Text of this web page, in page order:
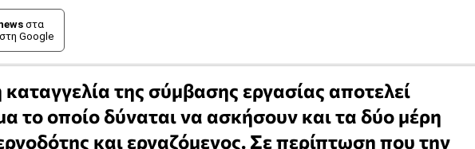
στα
Google
καταγγελία της σύμβασης εργασίας αποτελεί
το οποίο δύναται να ασκήσουν και τα δύο μέρη
και εργαζόμενος. Σε περίπτωση που την